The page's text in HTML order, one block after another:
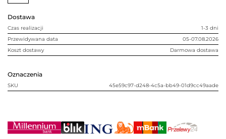
Dostawa
Czas realizacji
1-3 dni
Przewidywana data
05-07.08.2026
Koszt dostawy
Darmowa dostawa
Oznaczenia
SKU 45e59c97-d248-4c5a-bb49-01d9cc49aade
cm
biały